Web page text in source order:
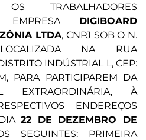
TRABALHADORES
EMPRESA DIGIBOARD
LTDA, CNPJ SOB O N.
LOCALIZADA NA RUA
INDÚSTRIAL L, CEP:
PARA PARTICIPAREM DA
EXTRAORDINÁRIA, À
ENDEREÇOS
DIA22 DE DEZEMBRO DE
SEGUINTES: PRIMEIRA